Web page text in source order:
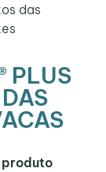
das
PLUS
produto